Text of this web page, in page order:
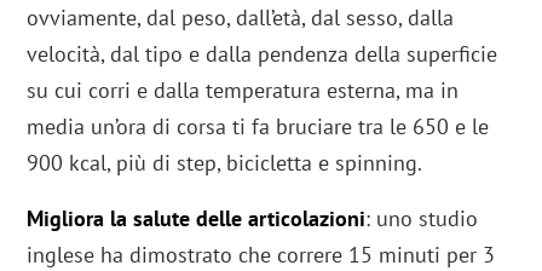
ovviamente, dal peso, dall’età, dal sesso, dalla
velocità, dal tipo e dalla pendenza della superficie
su cui corri e dalla temperatura esterna, ma in
media un’ora di corsa ti fa bruciare tra le 650 e le
900 kcal, più di step, bicicletta e spinning.
Migliora la salute delle articolazioni: uno studio
inglese ha dimostrato che correre 15 minuti per 3